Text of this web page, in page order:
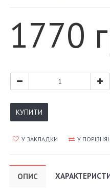
1770
КУПИТИ
У ЗАКЛАДКИ У
ОПИС